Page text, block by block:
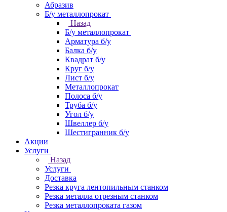
Абразив
Б/у металлопрокат
Назад
Б/у металлопрокат
Арматура б/у
Балка б/у
Квадрат б/у
Круг б/у
Лист б/у
Металлопрокат
Полоса б/у
Труба б/у
Угол б/у
Швеллер б/у
Шестигранник б/у
Акции
Услуги
Назад
Услуги
Доставка
Резка круга лентопильным станком
Резка металла отрезным станком
Резка металлопроката газом